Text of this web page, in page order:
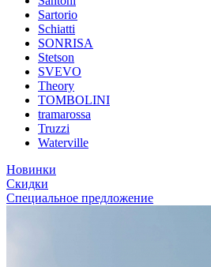
Sartorio
Schiatti
SONRISA
Stetson
SVEVO
Theory
TOMBOLINI
tramarossa
Truzzi
Waterville
Новинки
Скидки
Специальное предложение